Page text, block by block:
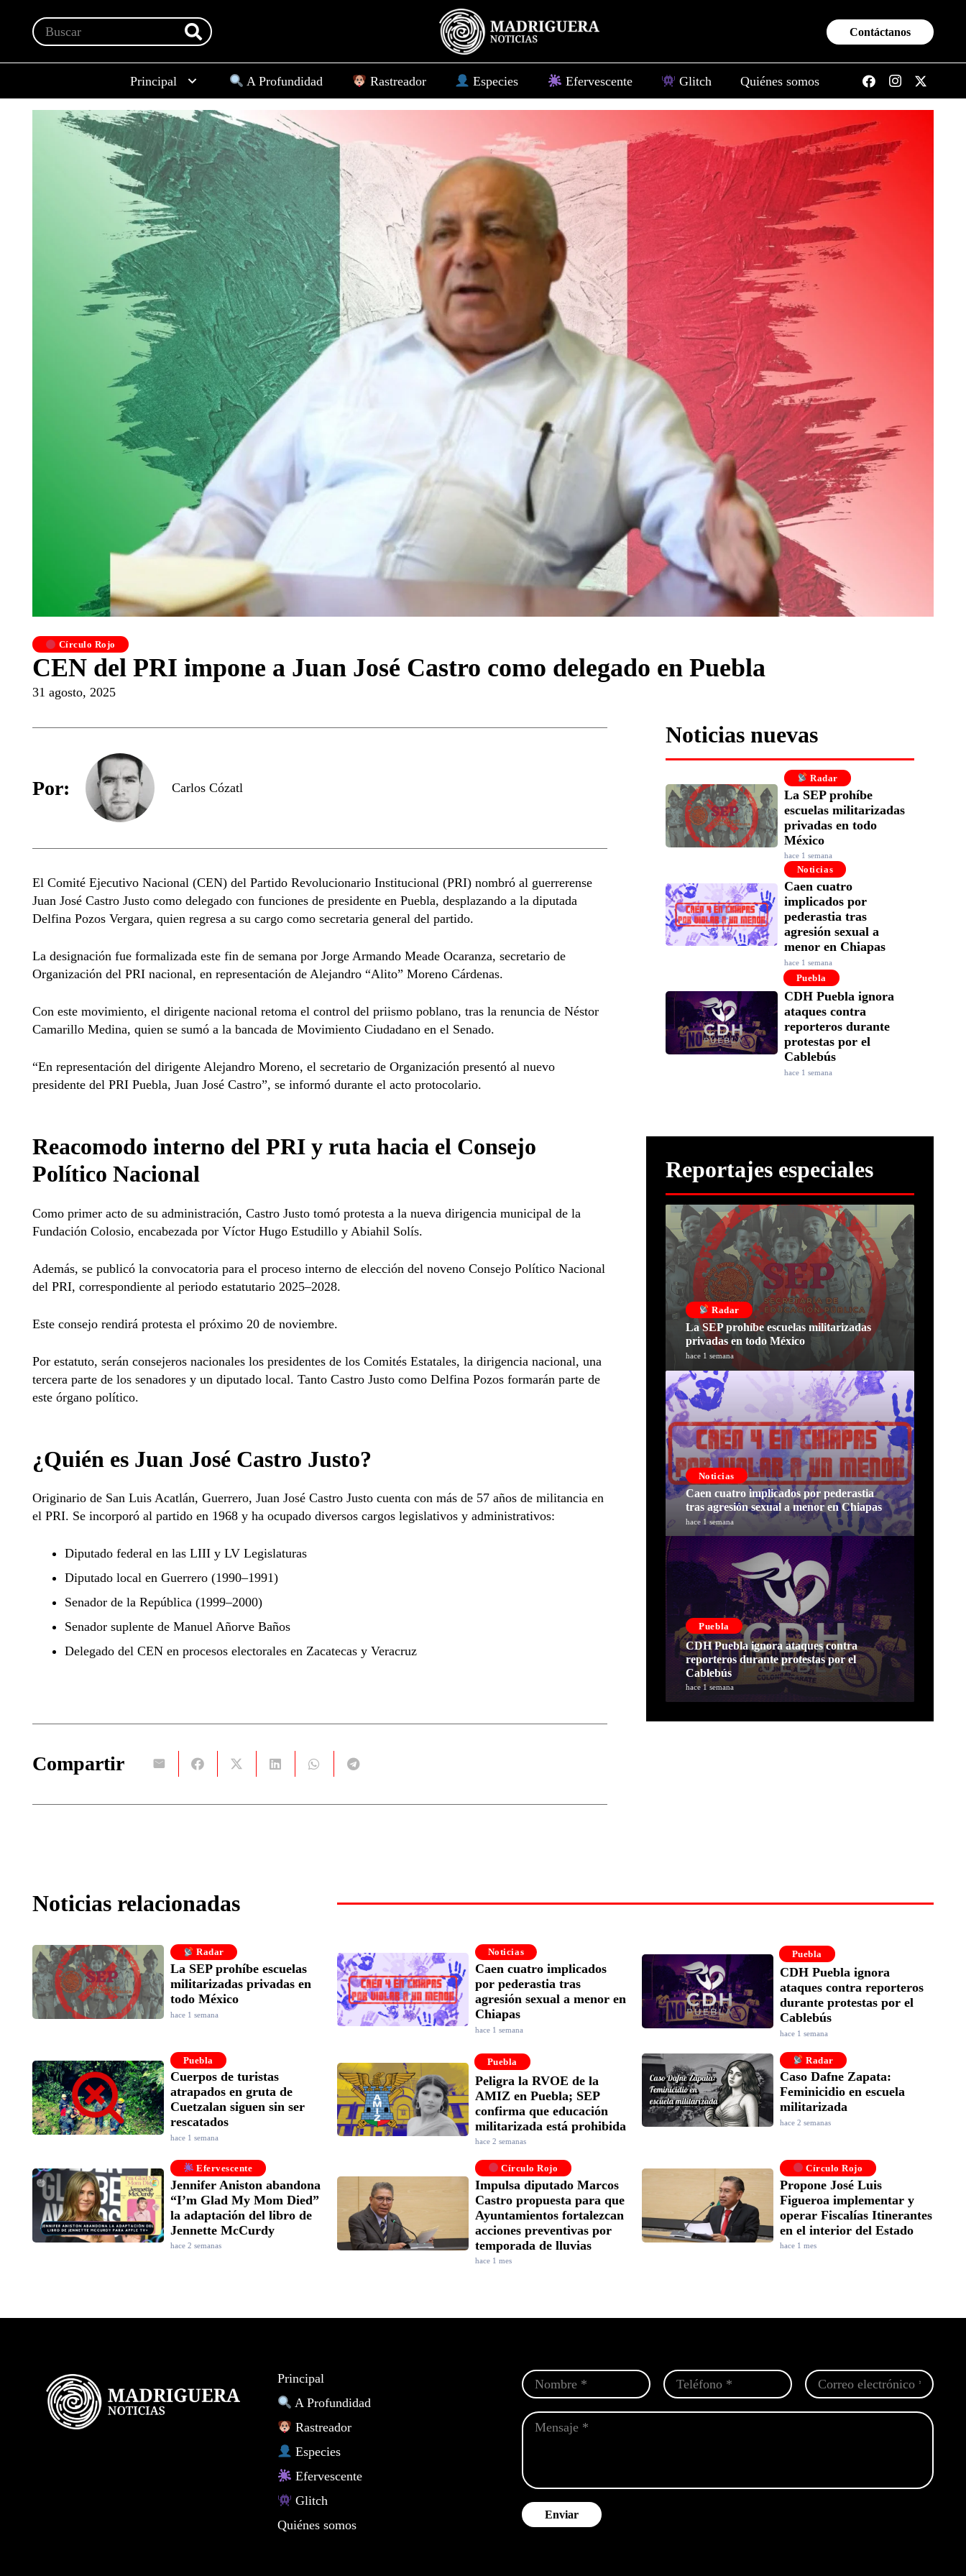
Contáctanos
Principal A Profundidad Rastreador Especies Efervescente Glitch Quiénes somos
Círculo Rojo
CEN del PRI impone a Juan José Castro como delegado en Puebla
31 agosto, 2025
Por: Carlos Cózatl
El Comité Ejecutivo Nacional (CEN) del Partido Revolucionario Institucional (PRI) nombró al guerrerense
Juan José Castro Justo como delegado con funciones de presidente en Puebla, desplazando a la diputada
Delfina Pozos Vergara, quien regresa a su cargo como secretaria general del partido.
La designación fue formalizada este fin de semana por Jorge Armando Meade Ocaranza, secretario de
Organización del PRI nacional, en representación de Alejandro “Alito” Moreno Cárdenas.
Con este movimiento, el dirigente nacional retoma el control del priismo poblano, tras la renuncia de Néstor
Camarillo Medina, quien se sumó a la bancada de Movimiento Ciudadano en el Senado.
“En representación del dirigente Alejandro Moreno, el secretario de Organización presentó al nuevo
presidente del PRI Puebla, Juan José Castro”, se informó durante el acto protocolario.
Reacomodo interno del PRI y ruta hacia el Consejo
Político Nacional
Como primer acto de su administración, Castro Justo tomó protesta a la nueva dirigencia municipal de la
Fundación Colosio, encabezada por Víctor Hugo Estudillo y Abiahil Solís.
Además, se publicó la convocatoria para el proceso interno de elección del noveno Consejo Político Nacional
del PRI, correspondiente al periodo estatutario 2025–2028.
Este consejo rendirá protesta el próximo 20 de noviembre.
Por estatuto, serán consejeros nacionales los presidentes de los Comités Estatales, la dirigencia nacional, una
tercera parte de los senadores y un diputado local. Tanto Castro Justo como Delfina Pozos formarán parte de
este órgano político.
¿Quién es Juan José Castro Justo?
Originario de San Luis Acatlán, Guerrero, Juan José Castro Justo cuenta con más de 57 años de militancia en
el PRI. Se incorporó al partido en 1968 y ha ocupado diversos cargos legislativos y administrativos:
Diputado federal en las LIII y LV Legislaturas
Diputado local en Guerrero (1990–1991)
Senador de la República (1999–2000)
Senador suplente de Manuel Añorve Baños
Delegado del CEN en procesos electorales en Zacatecas y Veracruz
Compartir
Noticias nuevas
Radar
La SEP prohíbe
escuelas militarizadas
privadas en todo
México
hace 1 semana
Noticias
Caen cuatro
implicados por
pederastia tras
agresión sexual a
menor en Chiapas
hace 1 semana
Puebla
CDH Puebla ignora
ataques contra
reporteros durante
protestas por el
Cablebús
hace 1 semana
Reportajes especiales
Radar
La SEP prohíbe escuelas militarizadas
privadas en todo México
hace 1 semana
Noticias
Caen cuatro implicados por pederastia
tras agresión sexual a menor en Chiapas
hace 1 semana
Puebla
CDH Puebla ignora ataques contra
reporteros durante protestas por el
Cablebús
hace 1 semana
Noticias relacionadas
Radar
La SEP prohíbe escuelas
militarizadas privadas en
todo México
hace 1 semana
Noticias
Caen cuatro implicados
por pederastia tras
agresión sexual a menor en
Chiapas
hace 1 semana
Puebla
CDH Puebla ignora
ataques contra reporteros
durante protestas por el
Cablebús
hace 1 semana
Puebla
Cuerpos de turistas
atrapados en gruta de
Cuetzalan siguen sin ser
rescatados
hace 1 semana
Puebla
Peligra la RVOE de la
AMIZ en Puebla; SEP
confirma que educación
militarizada está prohibida
hace 2 semanas
Radar
Caso Dafne Zapata:
Feminicidio en escuela
militarizada
hace 2 semanas
Efervescente
Jennifer Aniston abandona
“I’m Glad My Mom Died”
la adaptación del libro de
Jennette McCurdy
hace 2 semanas
Círculo Rojo
Impulsa diputado Marcos
Castro propuesta para que
Ayuntamientos fortalezcan
acciones preventivas por
temporada de lluvias
hace 1 mes
Círculo Rojo
Propone José Luis
Figueroa implementar y
operar Fiscalías Itinerantes
en el interior del Estado
hace 1 mes
Principal
A Profundidad
Rastreador
Especies
Efervescente
Glitch
Quiénes somos
Enviar